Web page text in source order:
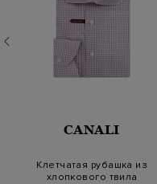
CANALI
Клетчатая рубашка из
хлопкового твила